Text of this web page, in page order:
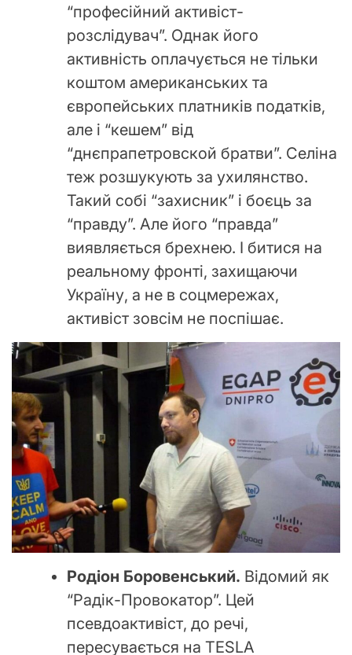
“професійний активіст-
розслідувач”. Однак його
активність оплачується не тільки
коштом американських та
європейських платників податків,
але і “кешем” від
“днєпрапетровской братви”. Селіна
теж розшукують за ухилянство.
Такий собі “захисник” і боєць за
“правду”. Але його “правда”
виявляється брехнею. І битися на
реальному фронті, захищаючи
Україну, а не в соцмережах,
активіст зовсім не поспішає.
Родіон Боровенський. Відомий як
“Радік-Провокатор”. Цей
псевдоактивіст, до речі,
пересувається на ТESLA